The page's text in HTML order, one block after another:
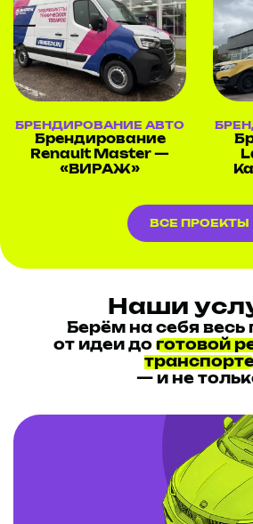
БРЕНДИРОВАНИЕ АВТО
Брендирование
Renault Master —
«ВИРАЖ»
ВСЕ ПРОЕКТЫ
Наши
Берём на себя весь
от идеи до готовой
— и не